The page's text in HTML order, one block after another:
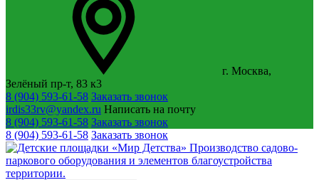
г. Москва,
Зелёный пр-т, 83 к3
8 (904) 593-61-58 Заказать звонок
irdis33rv@yandex.ru Написать на почту
8 (904) 593-61-58 Заказать звонок
8 (904) 593-61-58 Заказать звонок
Производство садово-
паркового оборудования и элементов благоустройства
территории.